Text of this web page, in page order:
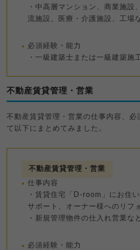
・中高層マンション、商業施設
流施設、医療・介護施設、工場
必須経験・能力
・一級建築士または一級建築施
不動産賃貸管理・営業
不動産賃貸管理・営業の仕事内容、必
て以下にまとめてみました。
不動産賃貸管理・営業
仕事内容
・賃貸住宅「D-room」にお住
サポート、オーナー様へのリフ
・新規管理物件の仕入れ営業な
必須経験・能力